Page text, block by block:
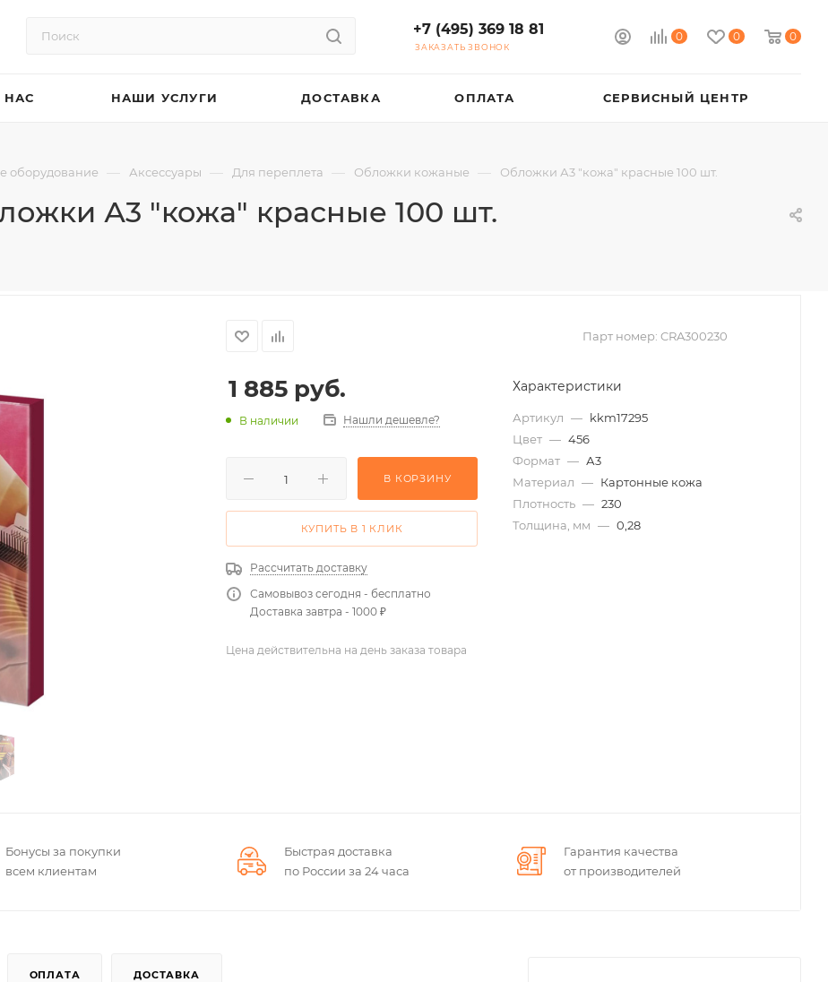
0 0 0
+7 (495) 369 18 81
ЗАКАЗАТЬ ЗВОНОК
НАС НАШИ УСЛУГИ ДОСТАВКА ОПЛАТА СЕРВИСНЫЙ ЦЕНТР
оборудование — Аксессуары — Для переплета — Обложки кожаные — Обложки А3 "кожа" красные 100 шт.
А3 "кожа" красные 100 шт.
Парт номер: CRA300230
1 885 руб.
В наличии Нашли дешевле?
В КОРЗИНУ
КУПИТЬ В 1 КЛИК
Рассчитать доставку
Самовывоз сегодня - бесплатно
Доставка завтра - 1000 ₽
Характеристики
Артикул — kkm17295
Цвет — 456
Формат — А3
Материал — Картонные кожа
Плотность — 230
Толщина, мм — 0,28
Цена действительна на день заказа товара
Бонусы за покупки
всем клиентам
Быстрая доставка
по России за 24 часа
Гарантия качества
от производителей
ОПЛАТА ДОСТАВКА